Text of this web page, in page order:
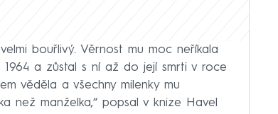
bouřlivý. Věrnost mu moc neříkala
a zůstal s ní až do její smrti v roce
věděla a všechny milenky mu
než manželka,“ popsal v knize Havel